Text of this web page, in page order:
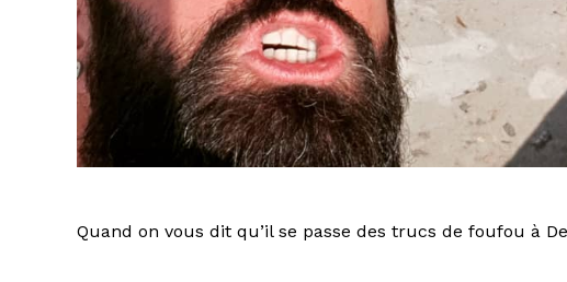
Quand on vous dit qu’il se passe des trucs de foufou à